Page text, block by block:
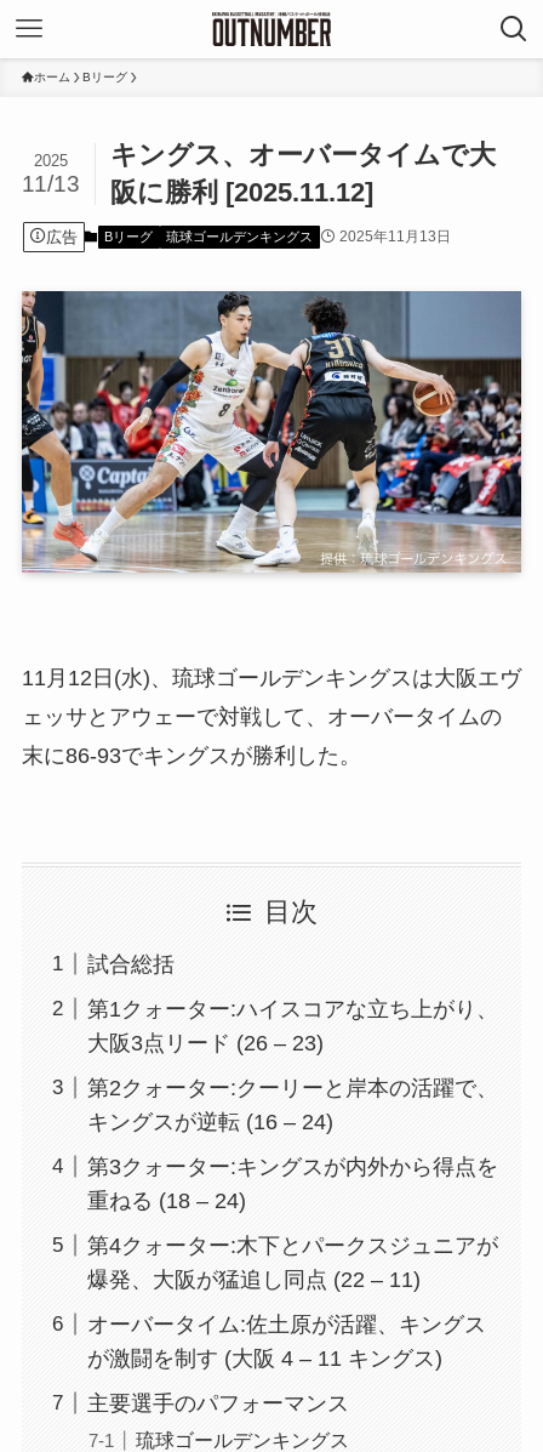
ホーム Bリーグ
キングス、オーバータイムで大
阪に勝利 [2025.11.12]
2025
11/13
広告 Bリーグ 琉球ゴールデンキングス 2025年11月13日
11月12日(水)、琉球ゴールデンキングスは大阪エヴ
ェッサとアウェーで対戦して、オーバータイムの
末に86-93でキングスが勝利した。
目次
試合総括
第1クォーター:ハイスコアな立ち上がり、
大阪3点リード (26 – 23)
第2クォーター:クーリーと岸本の活躍で、
キングスが逆転 (16 – 24)
第3クォーター:キングスが内外から得点を
重ねる (18 – 24)
第4クォーター:木下とパークスジュニアが
爆発、大阪が猛追し同点 (22 – 11)
オーバータイム:佐土原が活躍、キングス
が激闘を制す (大阪 4 – 11 キングス)
主要選手のパフォーマンス
琉球ゴールデンキングス